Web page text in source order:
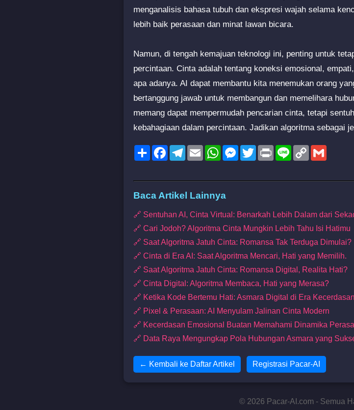
menganalisis bahasa tubuh dan ekspresi wajah selama
lebih baik perasaan dan minat lawan bicara.
Namun, di tengah kemajuan teknologi ini, penting untuk
percintaan. Cinta adalah tentang koneksi emosional,
apa adanya. AI dapat membantu kita menemukan orang
bertanggung jawab untuk membangun dan memelihara
memang dapat mempermudah pencarian cinta, tetapi
kebahagiaan dalam percintaan. Jadikan algoritma sebagai
ShareFacebookTelegram
EmailWhatsAppMessenger
TwitterPrint Line Copy
Link
Baca Artikel Lainnya
🔗 Sentuhan AI, Cinta Virtual: Benarkah Lebih Dalam dari
🔗 Cari Jodoh? Algoritma Cinta Mungkin Lebih Tahu Isi Hatimu
🔗 Saat Algoritma Jatuh Cinta: Romansa Tak Terduga Dimulai?
🔗 Cinta di Era AI: Saat Algoritma Mencari, Hati yang Memilih.
🔗 Saat Algoritma Jatuh Cinta: Romansa Digital, Realita Hati?
🔗 Cinta Digital: Algoritma Membaca, Hati yang Merasa?
🔗 Ketika Kode Bertemu Hati: Asmara Digital di Era
🔗 Pixel & Perasaan: AI Menyulam Jalinan Cinta Modern
🔗 Kecerdasan Emosional Buatan Memahami Dinamika
🔗 Data Raya Mengungkap Pola Hubungan Asmara yang
← Kembali ke Daftar Artikel Registrasi Pacar-AI
© 2026 Pacar-AI.com - Semua